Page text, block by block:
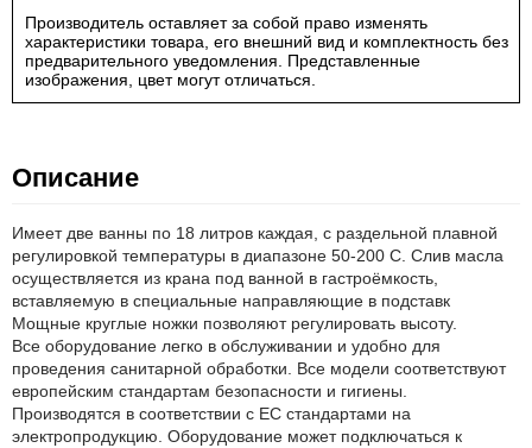
Производитель оставляет за собой право изменять
характеристики товара, его внешний вид и комплектность без
предварительного уведомления. Представленные
изображения, цвет могут отличаться.
Описание
Имеет две ванны по 18 литров каждая, с раздельной плавной
регулировкой температуры в диапазоне 50-200 С. Слив масла
осуществляется из крана под ванной в гастроёмкость,
вставляемую в специальные направляющие в подставк
Мощные круглые ножки позволяют регулировать высоту.
Все оборудование легко в обслуживании и удобно для
проведения санитарной обработки. Все модели соответствуют
европейским стандартам безопасности и гигиены.
Производятся в соответствии с ЕС стандартами на
электропродукцию. Оборудование может подключаться к